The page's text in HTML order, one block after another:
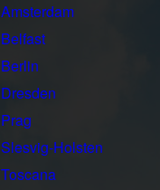
Amsterdam
Belfast
Berlin
Dresden
Prag
Slesvig-Holsten
Toscana